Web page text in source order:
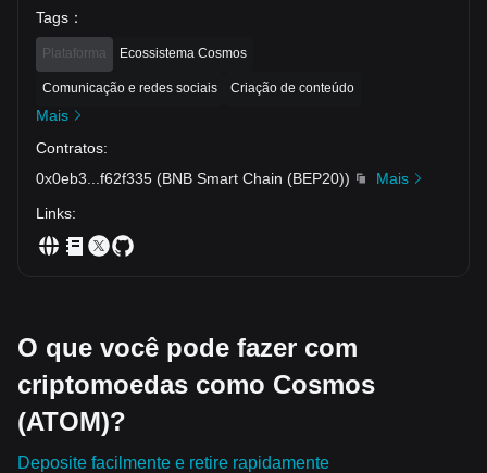
Tags ：
Plataforma Ecossistema Cosmos
Comunicação e redes sociais Criação de conteúdo
Mais
Contratos:
0x0eb3
f62f335 (BNB Smart Chain (BEP20))
Mais
Links:
O que você pode fazer com
criptomoedas como Cosmos
(ATOM)?
Deposite facilmente e retire rapidamente